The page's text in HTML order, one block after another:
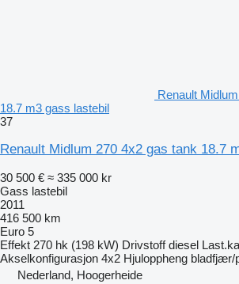
Renault
18.7 m3 gass lastebil
37
Renault Midlum 270 4x2 gas tank 18.7
30 500 € ≈ 335 000 kr
Gass lastebil
2011
416 500 km
Euro 5
Effekt 270 hk (198 kW) Drivstoff diesel
Akselkonfigurasjon 4x2 Hjuloppheng bladfjær/
Nederland, Hoogerheide